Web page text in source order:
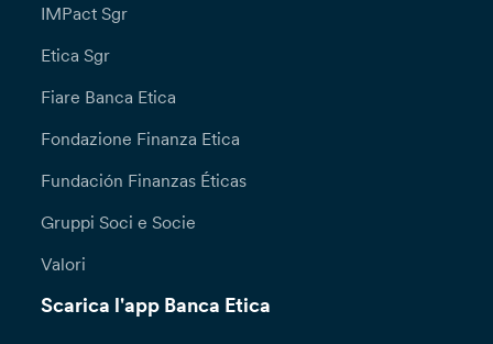
IMPact Sgr
Etica Sgr
Fiare Banca Etica
Fondazione Finanza Etica
Fundación Finanzas Éticas
Gruppi Soci e Socie
Valori
Scarica l'app Banca Etica